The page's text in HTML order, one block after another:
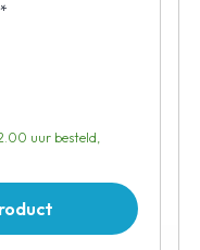
uur besteld,